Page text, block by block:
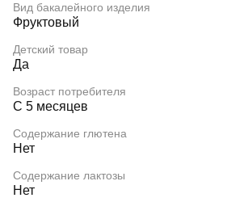
Вид бакалейного изделия
Фруктовый
Детский товар
Да
Возраст потребителя
С 5 месяцев
Содержание глютена
Нет
Содержание лактозы
Нет